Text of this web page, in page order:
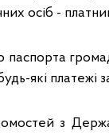
осіб -
які платежі
з